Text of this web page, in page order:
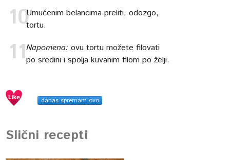
Umućenim belancima preliti, odozgo,
tortu.
Napomena:ovu tortu možete filovati
po sredini i spolja kuvanim filom po želji.
danas spremam ovo
Slični recepti